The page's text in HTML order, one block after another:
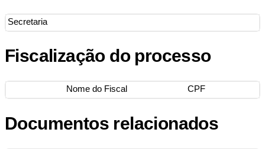
Secretaria
Fiscalização do processo
Nome do Fiscal CPF
Documentos relacionados